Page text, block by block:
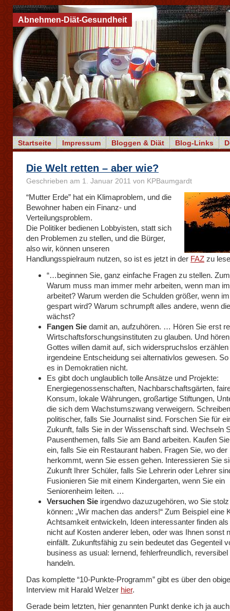
Startseite Impressum Bloggen & Diät Blog-Links
Abnehmen-Diät-Gesundheit
Die Welt retten – aber wie?
Geschrieben am 1. Januar 2011 von KPBaumgardt
“Mutter Erde” hat ein Klimaproblem, und die
Bewohner haben ein Finanz- und
Verteilungsproblem.
Die Politiker bedienen Lobbyisten, statt sich
den Problemen zu stellen, und die Bürger,
also wir, können unseren
Handlungsspielraum nutzen, so ist es jetzt in der FAZ zu
“…beginnen Sie, ganz einfache Fragen zu stellen.
Warum muss man immer mehr arbeiten, wenn man
arbeitet? Warum werden die Schulden größer, wenn
gespart wird? Warum schrumpft alles andere, wenn
wächst?
Fangen Sie damit an, aufzuhören. … Hören Sie erst
Wirtschaftsforschungsinstituten zu glauben. Und
Gottes willen damit auf, sich widerspruchslos
irgendeine Entscheidung sei alternativlos gewesen.
es in Demokratien nicht.
Es gibt doch unglaublich tolle Ansätze und Projekte:
Energiegenossenschaften, Nachbarschaftsgärten,
Konsum, lokale Währungen, großartige Stiftungen,
die sich dem Wachstumszwang verweigern.
politischer, falls Sie Journalist sind. Forschen Sie für
Zukunft, falls Sie in der Wissenschaft sind. Wechseln
Pausenthemen, falls Sie am Band arbeiten. Kaufen
ein, falls Sie ein Restaurant haben. Fragen Sie, wo der
herkommt, wenn Sie essen gehen. Interessieren Sie
Zukunft Ihrer Schüler, falls Sie Lehrerin oder Lehrer
Fusionieren Sie mit einem Kindergarten, wenn Sie ein
Seniorenheim leiten. …
Versuchen Sie irgendwo dazuzugehören, wo Sie
können: „Wir machen das anders!“ Zum Beispiel eine
Achtsamkeit entwickeln, Ideen interessanter finden
nicht auf Kosten anderer leben, oder was Ihnen sonst
einfällt. Zukunftsfähig zu sein bedeutet das Gegenteil
business as usual: lernend, fehlerfreundlich, reversibel
handeln.
Das komplette “10-Punkte-Programm” gibt es über den
Interview mit Harald Welzer hier.
Gerade beim letzten, hier genannten Punkt denke ich ja